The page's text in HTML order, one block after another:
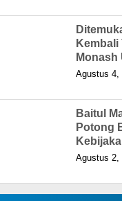
Kembali
Agustus 4,
Baitul
Potong
Agustus 2,